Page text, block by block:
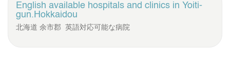
English available hospitals and clinics in Yoiti-
gun.Hokkaidou
北海道 余市郡 英語対応可能な病院